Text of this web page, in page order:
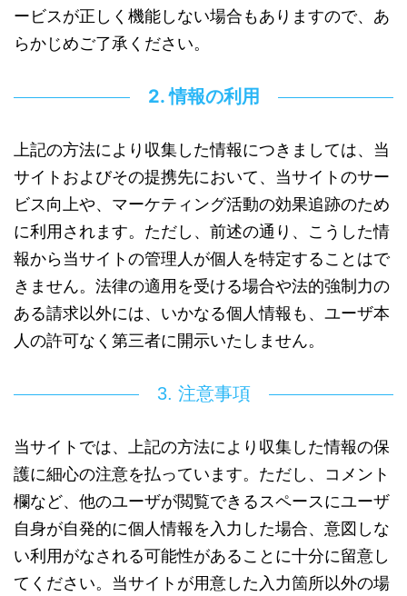
ービスが正しく機能しない場合もありますので、あ
らかじめご了承ください。
2. 情報の利用
上記の方法により収集した情報につきましては、当
サイトおよびその提携先において、当サイトのサー
ビス向上や、マーケティング活動の効果追跡のため
に利用されます。ただし、前述の通り、こうした情
報から当サイトの管理人が個人を特定することはで
きません。法律の適用を受ける場合や法的強制力の
ある請求以外には、いかなる個人情報も、ユーザ本
人の許可なく第三者に開示いたしません。
3. 注意事項
当サイトでは、上記の方法により収集した情報の保
護に細心の注意を払っています。ただし、コメント
欄など、他のユーザが閲覧できるスペースにユーザ
自身が自発的に個人情報を入力した場合、意図しな
い利用がなされる可能性があることに十分に留意し
てください。当サイトが用意した入力箇所以外の場